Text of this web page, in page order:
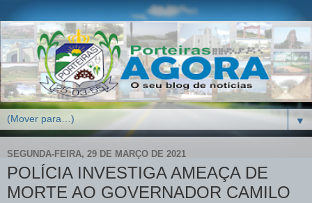
▼
SEGUNDA-FEIRA, 29 DE MARÇO DE 2021
POLÍCIA INVESTIGA AMEAÇA DE
MORTE AO GOVERNADOR CAMILO